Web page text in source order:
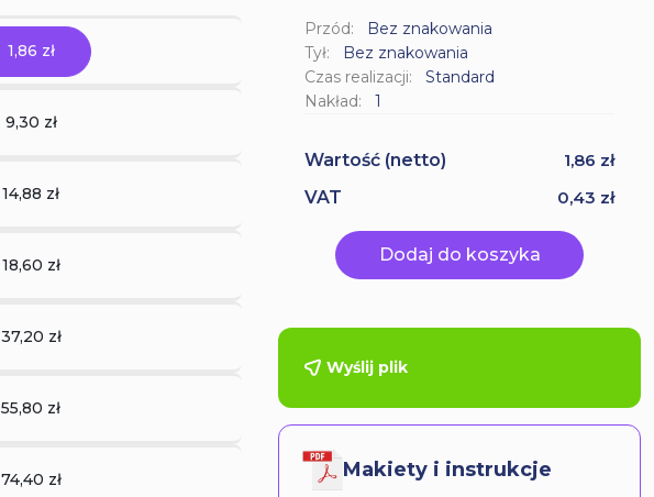
1,86 zł
9,30 zł
14,88 zł
18,60 zł
37,20 zł
55,80 zł
74,40 zł
Przód:
Bez znakowania
Tył:
Bez znakowania
Czas realizacji:
Standard
Nakład:
1
Wartość (netto)
1,86 zł
VAT
0,43 zł
Dodaj do koszyka
Wyślij plik
Makiety i instrukcje